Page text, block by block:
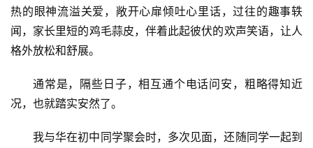
热的眼神流溢关爱，敞开心扉倾吐心里话，过往的趣事轶
闻，家长里短的鸡毛蒜皮，伴着此起彼伏的欢声笑语，让人
格外放松和舒展。
通常是，隔些日子，相互通个电话问安，粗略得知近
况，也就踏实安然了。
我与华在初中同学聚会时，多次见面，还随同学一起到